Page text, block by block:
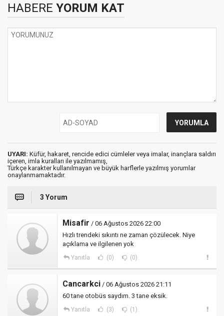
HABERE YORUM KAT
UYARI: Küfür, hakaret, rencide edici cümleler veya imalar, inançlara saldırı
içeren, imla kuralları ile yazılmamış,
Türkçe karakter kullanılmayan ve büyük harflerle yazılmış yorumlar
onaylanmamaktadır.
3 Yorum
Misafir / 06 Ağustos 2026 22:00
Hızlı trendeki sıkıntı ne zaman çözülecek. Niye
açıklama ve ilgilenen yok
Yanıtla (0) (0)
Cancarkci / 06 Ağustos 2026 21:11
60 tane otobüs saydım. 3 tane eksik.
Yanıtla (3) (1)